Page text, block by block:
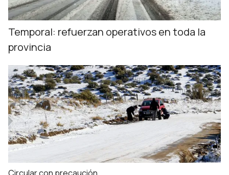
Temporal: refuerzan operativos en toda la
provincia